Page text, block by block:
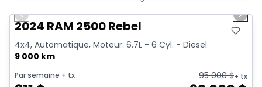
Previous slide Next
2024 RAM 2500 Rebel
4x4, Automatique, Moteur: 6.7L - 6 Cyl. - Diesel
9 000 km
Par semaine + tx 95 000$+ tx